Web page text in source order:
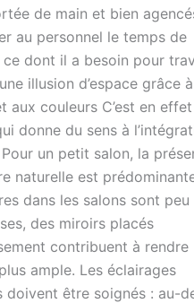
de main et bien
au personnel le temps de
ce dont il a besoin pour
illusion d’espace grâce
aux couleurs C’est en
donne du sens à
Pour un petit salon, la
naturelle est
dans les salons sont peu
des miroirs placés
contribuent à rendre
ample. Les éclairages
doivent être soignés : au-